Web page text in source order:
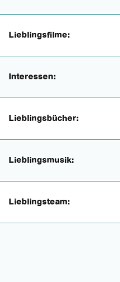
Lieblingsfilme:
Interessen:
Lieblingsbücher:
Lieblingsmusik:
Lieblingsteam: